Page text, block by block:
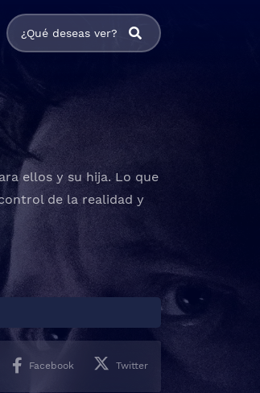
ellos y su hija. Lo que
de la realidad y
Facebook Twitter